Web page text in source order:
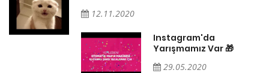
12.11.2020
Instagram'da
Yarışmamız Var 🎁
29.05.2020